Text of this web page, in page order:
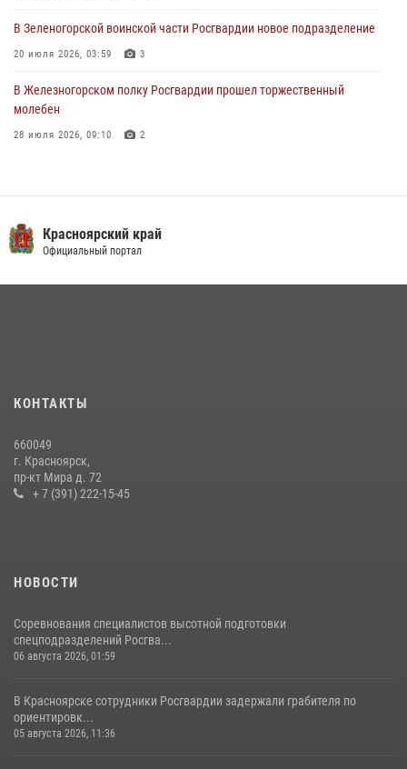
В Зеленогорской воинской части Росгвардии новое подразделение
20 июля 2026, 03:59 3
В Железногорском полку Росгвардии прошел торжественный
молебен
28 июля 2026, 09:10 2
Железногорские росгвардецы получили в руки легендарное оружие
Красноярскому краю.
10 июля 2026, 06:21
Красноярский край
Официальный портал
КОНТАКТЫ
660049
г. Красноярск,
пр-кт Мира д. 72
+ 7 (391) 222-15-45
НОВОСТИ
Соревнования специалистов высотной подготовки
спецподразделений Росгва...
06 августа 2026, 01:59
В Красноярске сотрудники Росгвардии задержали грабителя по
ориентировк...
05 августа 2026, 11:36